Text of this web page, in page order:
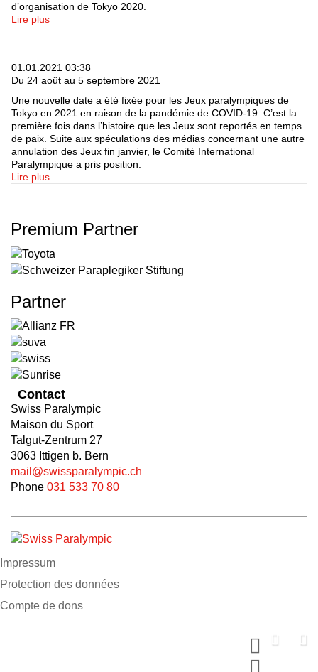
d’organisation de Tokyo 2020.
Lire plus
01.01.2021 03:38
Du 24 août au 5 septembre 2021
Une nouvelle date a été fixée pour les Jeux paralympiques de
Tokyo en 2021 en raison de la pandémie de COVID-19. C’est la
première fois dans l’histoire que les Jeux sont reportés en temps
de paix. Suite aux spéculations des médias concernant une autre
annulation des Jeux fin janvier, le Comité International
Paralympique a pris position.
Lire plus
Premium Partner
Partner
Contact
Swiss Paralympic
Maison du Sport
Talgut-Zentrum 27
3063 Ittigen b. Bern
mail@swissparalympic.ch
Phone 031 533 70 80
Impressum
Protection des données
Compte de dons